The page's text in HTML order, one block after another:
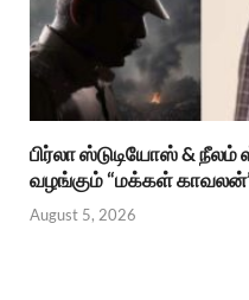
பிர்லா ஸ்டுடியோஸ் &
வழங்கும் “மக்கள்
August 5, 2026